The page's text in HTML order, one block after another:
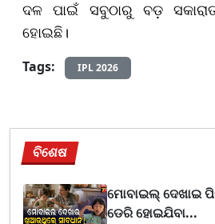
ଦଳ ପାଇଁ ସବୁଠାରୁ ବଡ଼
ହୋଇଛି।
Tags: IPL 2026
ବିଶେଷ
ମୋବାଇଲ୍ ଦେଖାଇ
ଡେରି ହୋଇଯିବା...